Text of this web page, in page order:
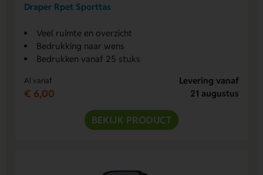
Draper Rpet Sporttas
Veel ruimte en overzicht
Bedrukking naar wens
Bedrukken vanaf 25 stuks
Al vanaf
€ 6,00
Levering vanaf
21 augustus
BEKIJK PRODUCT